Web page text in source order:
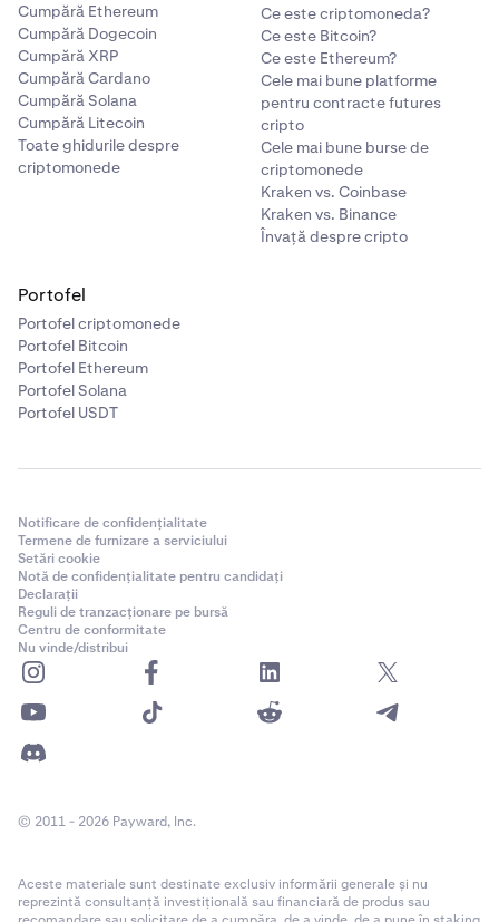
Cumpără Ethereum
Cumpără Dogecoin
Cumpără XRP
Cumpără Cardano
Cumpără Solana
Cumpără Litecoin
Toate ghidurile despre
criptomonede
Ce este criptomoneda?
Ce este Bitcoin?
Ce este Ethereum?
Cele mai bune platforme
pentru contracte futures
cripto
Cele mai bune burse de
criptomonede
Kraken vs. Coinbase
Kraken vs. Binance
Învață despre cripto
Portofel
Portofel criptomonede
Portofel Bitcoin
Portofel Ethereum
Portofel Solana
Portofel USDT
Notificare de confidențialitate
Termene de furnizare a serviciului
Setări cookie
Notă de confidențialitate pentru candidați
Declarații
Reguli de tranzacționare pe bursă
Centru de conformitate
Nu vinde/distribui
© 2011 - 2026 Payward, Inc.
Aceste materiale sunt destinate exclusiv informării generale și nu
reprezintă consultanță investițională sau financiară de produs sau